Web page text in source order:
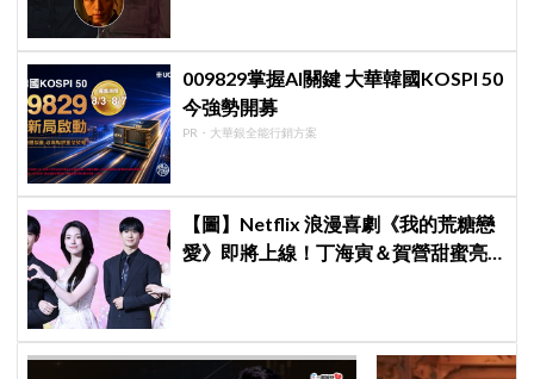
009829掌握AI關鍵 大華韓國KOSPI 50
今強勢開募
PR・大華銀全能行銷方案
【圖】Netflix 浪漫喜劇《我的荒糖戀
愛》即將上線！丁海寅＆賀營甜蜜亮